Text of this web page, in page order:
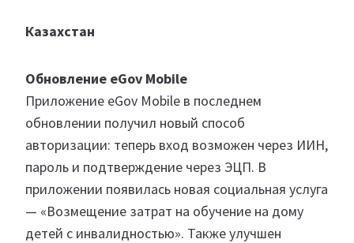
Казахстан
Обновление eGov Mobile
Приложение eGov Mobile в последнем
обновлении получил новый способ
авторизации: теперь вход возможен через ИИН,
пароль и подтверждение через ЭЦП. В
приложении появилась новая социальная услуга
— «Возмещение затрат на обучение на дому
детей с инвалидностью». Также улучшен